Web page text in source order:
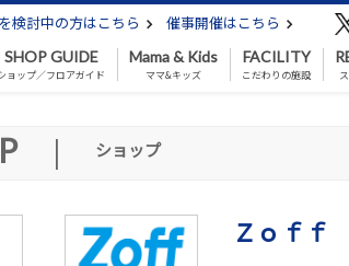
検討中の方はこちら 催事開催はこちら
SHOP GUIDE
ョップ／フロアガイド
Mama & Kids
ママ&キッズ
FACILITY
こだわりの施設
| ショップ
Ｚｏｆｆ